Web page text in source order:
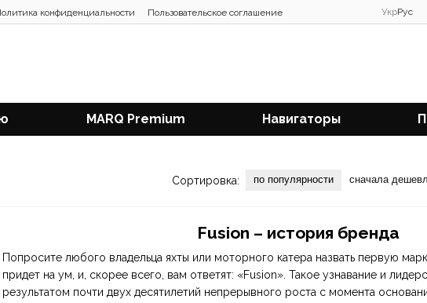
конфиденциальности
Пользовательское соглашение
УкрРус
MARQ Premium Навигаторы
Сортировка: по популярности сначала
Fusion – история бренда
Попросите любого владельца яхты или моторного катера назвать первую
придет на ум, и, скорее всего, вам ответят: «Fusion». Такое узнавание и
результатом почти двух десятилетий непрерывного роста с момента